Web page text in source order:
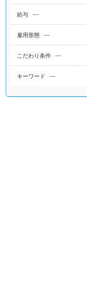
給与 ---
雇用形態 ---
こだわり条件 ---
キーワード ---